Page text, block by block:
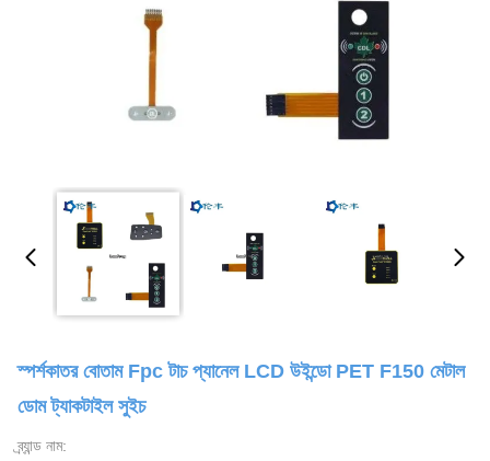
স্পর্শকাতর বোতাম Fpc টাচ প্যানেল LCD উইন্ডো PET F150 মেটাল
ডোম ট্যাকটাইল সুইচ
ব্র্যান্ড নাম: